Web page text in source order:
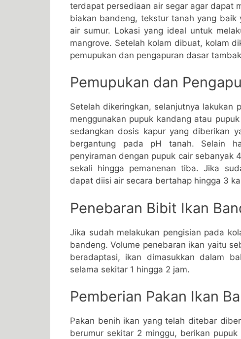
terdapat persediaan air segar agar dapat
biakan bandeng, tekstur tanah yang
air sumur. Lokasi yang ideal untuk
mangrove. Setelah kolam dibuat, kolam
pemupukan dan pengapuran dasar
Pemupukan dan
Setelah dikeringkan, selanjutnya lakukan
menggunakan pupuk kandang atau
sedangkan dosis kapur yang diberikan
bergantung pada pH tanah. Selain
penyiraman dengan pupuk cair sebanyak
sekali hingga pemanenan tiba. Jika
dapat diisi air secara bertahap hingga 3
Penebaran Bibit Ikan
Jika sudah melakukan pengisian pada
bandeng. Volume penebaran ikan yaitu
beradaptasi, ikan dimasukkan dalam
selama sekitar 1 hingga 2 jam.
Pemberian Pakan Ikan
Pakan benih ikan yang telah ditebar
berumur sekitar 2 minggu, berikan